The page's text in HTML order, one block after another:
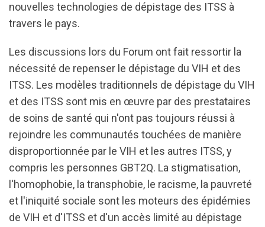
nouvelles technologies de dépistage des ITSS à
travers le pays.
Les discussions lors du Forum ont fait ressortir la
nécessité de repenser le dépistage du VIH et des
ITSS. Les modèles traditionnels de dépistage du VIH
et des ITSS sont mis en œuvre par des prestataires
de soins de santé qui n'ont pas toujours réussi à
rejoindre les communautés touchées de manière
disproportionnée par le VIH et les autres ITSS, y
compris les personnes GBT2Q. La stigmatisation,
l'homophobie, la transphobie, le racisme, la pauvreté
et l'iniquité sociale sont les moteurs des épidémies
de VIH et d'ITSS et d'un accès limité au dépistage